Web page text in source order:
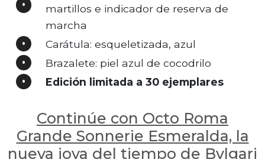
martillos e indicador de reserva de
marcha
Carátula: esqueletizada, azul
Brazalete: piel azul de cocodrilo
Edición limitada a 30 ejemplares
Continúe con Octo Roma
Grande Sonnerie Esmeralda, la
nueva joya del tiempo de Bvlgari